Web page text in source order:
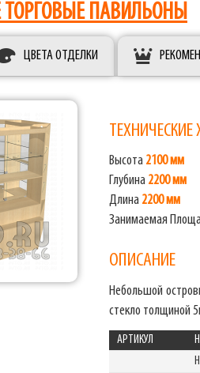
ТОРГОВЫЕ ПАВИЛЬОНЫ
ЦВЕТА ОТДЕЛКИ
ТЕХНИЧЕСКИЕ
Высота 2100 мм
Глубина 2200 мм
Длина 2200 мм
Занимаемая
ОПИСАНИЕ
Небольшой
стекло толщиной
АРТИКУЛ